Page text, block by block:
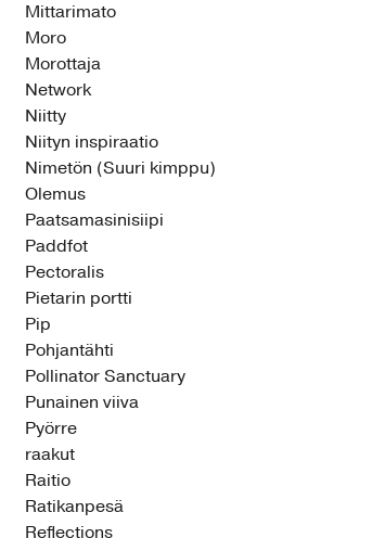
Mittarimato
Moro
Morottaja
Network
Niitty
Niityn inspiraatio
Nimetön (Suuri kimppu)
Olemus
Paatsamasinisiipi
Paddfot
Pectoralis
Pietarin portti
Pip
Pohjantähti
Pollinator Sanctuary
Punainen viiva
Pyörre
raakut
Raitio
Ratikanpesä
Reflections